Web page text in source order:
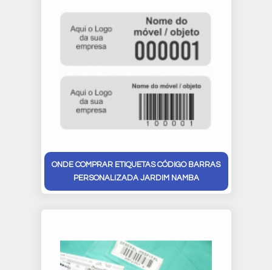
ONDE COMPRAR ETIQUETAS CÓDIGO BARRAS
PERSONALIZADA JARDIM NAMBA